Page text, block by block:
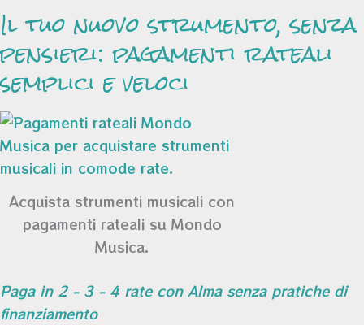
Il tuo nuovo strumento, senza
pensieri: pagamenti rateali
semplici e veloci
Acquista strumenti musicali con
pagamenti rateali su Mondo
Musica.
Paga in 2 - 3 - 4 rate con Alma senza pratiche di
finanziamento